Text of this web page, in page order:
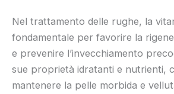
Nel trattamento delle rughe, la
fondamentale per favorire la
e prevenire l’invecchiamento
sue proprietà idratanti e nutrienti,
mantenere la pelle morbida e